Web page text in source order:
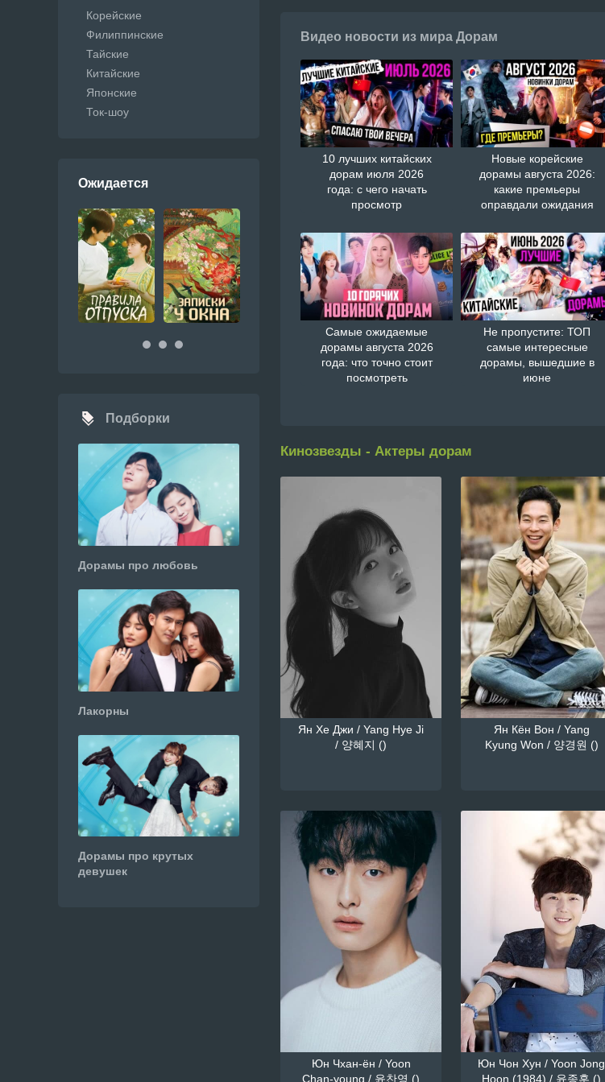
Видео новости из мира Дорам
10 лучших китайских
дорам июля 2026
года: с чего начать
просмотр
Новые корейские
дорамы августа 2026:
какие премьеры
оправдали ожидания
Самые ожидаемые
дорамы августа 2026
года: что точно стоит
посмотреть
Не пропустите: ТОП
самые интересные
дорамы, вышедшие в
июне
Кинозвезды - Актеры дорам
Ян Хе Джи / Yang Hye Ji
/ 양혜지 ()
Ян Кён Вон / Yang
Kyung Won / 양경원 ()
Юн Чхан-ён / Yoon
Chan-young / 윤찬영 ()
Юн Чон Хун / Yoon Jong
Hoon (1984) / 윤종훈 ()
Корейские
Филиппинские
Тайские
Китайские
Японские
Ток-шоу
Ожидается
Подборки
Дорамы про любовь
Лакорны
Дорамы про крутых
девушек